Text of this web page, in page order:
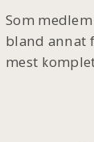
Som
bland annat
mest